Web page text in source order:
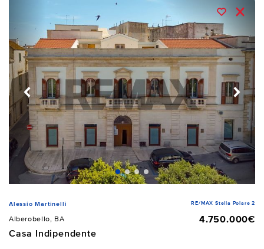
Alessio Martinelli RE/MAX Stella Polare 2
Alberobello, BA
4.750.000€
Casa Indipendente